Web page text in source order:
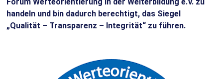
handeln und bin dadurch berechtigt, das Siegel
„Qualität – Transparenz – Integrität“ zu führen.